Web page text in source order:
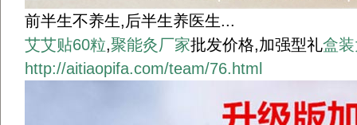
前半生不养生,后半生养医生...
艾艾贴60粒,聚能灸厂家批发价格,加强型礼盒
http://aitiaopifa.com/team/76.html